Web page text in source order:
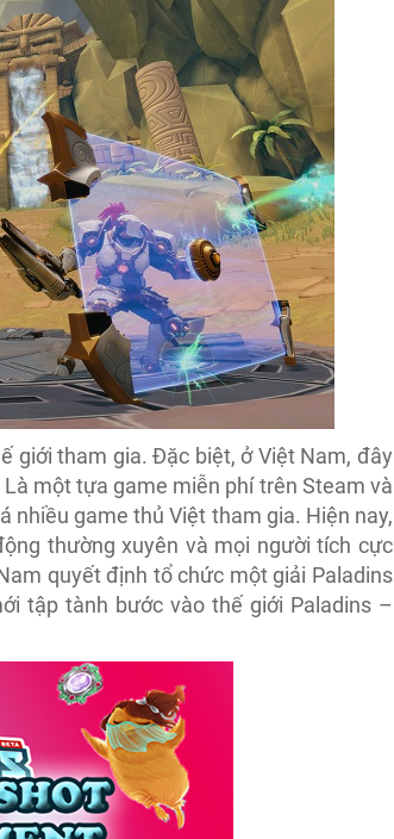
giới tham gia. Đặc biệt, ở Việt Nam, đây
một tựa game miễn phí trên Steam và
nhiều game thủ Việt tham gia. Hiện nay,
thường xuyên và mọi người tích cực
quyết định tổ chức một giải Paladins
tập tành bước vào thế giới Paladins –